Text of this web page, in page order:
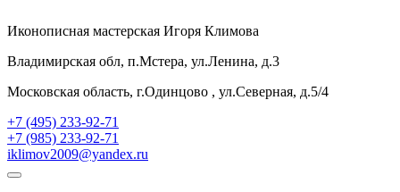
Иконописная мастерская Игоря Климова
Владимирская обл, п.Мстера, ул.Ленина, д.3
Московская область, г.Одинцово , ул.Северная, д.5/4
+7 (495) 233-92-71
+7 (985) 233-92-71
iklimov2009@yandex.ru